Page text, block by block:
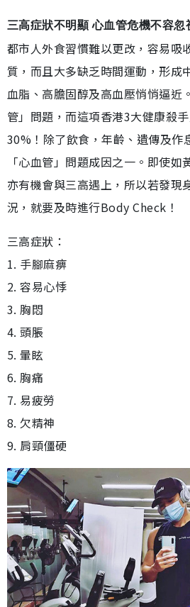
三高症狀不明顯 心血管危機不容忽
都市人外食習慣難以更改，容易吸
質，而且大多缺乏時間運動，形成
血脂、高膽固醇及高血壓悄悄逼近
管」問題，而這項香港3大健康殺
30%！除了飲食，年齡、遺傳及作
「心血管」問題成因之一。即使如
亦有機會與三高遇上，所以若發現
況，就要及時進行Body Check！
三高症狀：
1. 手腳麻痹
2. 容易心悸
3. 胸悶
4. 頭脹
5. 暈眩
6. 胸痛
7. 易疲勞
8. 欠精神
9. 肩頸僵硬